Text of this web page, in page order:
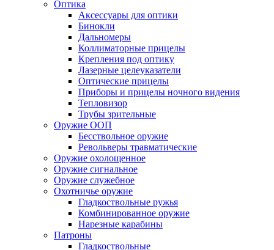
Оптика
Аксессуары для оптики
Бинокли
Дальномеры
Коллиматорные прицелы
Крепления под оптику
Лазерные целеуказатели
Оптические прицелы
Приборы и прицелы ночного видения
Тепловизор
Трубы зрительные
Оружие ООП
Бесствольное оружие
Револьверы травматические
Оружие охолощенное
Оружие сигнальное
Оружие служебное
Охотничье оружие
Гладкоствольные ружья
Комбинированное оружие
Нарезные карабины
Патроны
Гладкоствольные